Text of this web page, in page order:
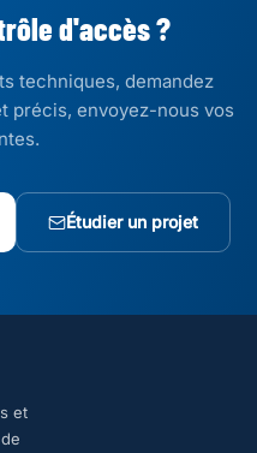
d'accès ?
techniques, demandez
précis, envoyez-nous vos
Étudier un projet
et